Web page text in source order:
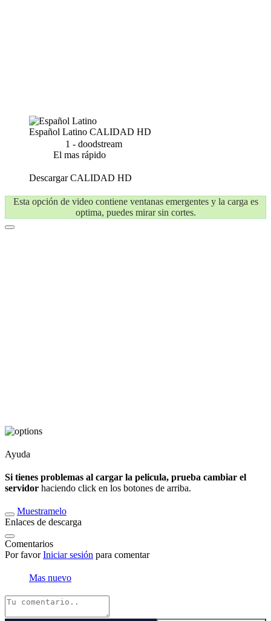
Español Latino CALIDAD HD
1 - doodstream
El mas rápido
DescargarCALIDAD HD
Esta opción de video contiene ventanas emergentes y la carga es
optima, puedes mirar sin cortes.
Ayuda
Si tienes problemas al cargar la pelicula, prueba cambiar el
servidor haciendo click en los botones de arriba.
Muestramelo
Enlaces de descarga
Comentarios
Por favorIniciar sesión para comentar
Mas nuevo